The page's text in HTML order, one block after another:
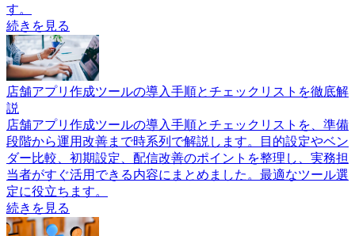
す。
続きを見る
店舗アプリ作成ツールの導入手順とチェックリストを徹底解
説
店舗アプリ作成ツールの導入手順とチェックリストを、準備
段階から運用改善まで時系列で解説します。目的設定やベン
ダー比較、初期設定、配信改善のポイントを整理し、実務担
当者がすぐ活用できる内容にまとめました。最適なツール選
定に役立ちます。
続きを見る